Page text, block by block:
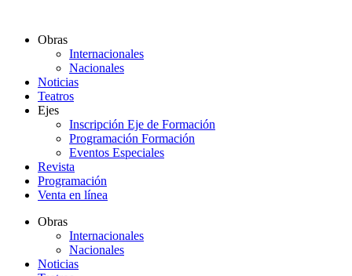
contenidoObras
Internacionales
Nacionales
Noticias
Teatros
Ejes
Inscripción Eje de Formación
Programación Formación
Eventos Especiales
Revista
Programación
Venta en línea
Obras
Internacionales
Nacionales
Noticias